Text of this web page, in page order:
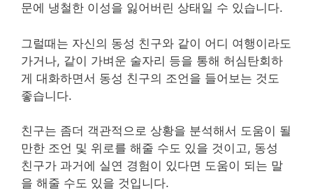
문에 냉철한 이성을 잃어버린 상태일 수 있습니다.
그럴때는 자신의 동성 친구와 같이 어디 여행이라도
가거나, 같이 가벼운 술자리 등을 통해 허심탄회하
게 대화하면서 동성 친구의 조언을 들어보는 것도
좋습니다.
친구는 좀더 객관적으로 상황을 분석해서 도움이 될
만한 조언 및 위로를 해줄 수도 있을 것이고, 동성
친구가 과거에 실연 경험이 있다면 도움이 되는 말
을 해줄 수도 있을 것입니다.